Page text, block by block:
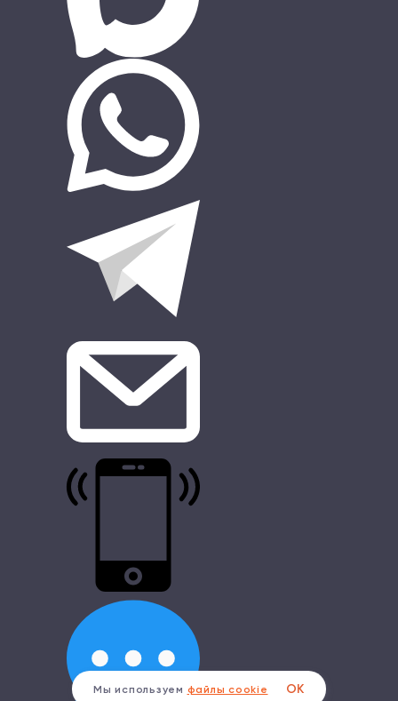
Мы используем файлы cookie ОК